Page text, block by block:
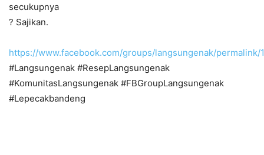
secukupnya
? Sajikan.
https://www.facebook.com/groups/langsungenak/permalink/
#Langsungenak #ResepLangsungenak
#KomunitasLangsungenak #FBGroupLangsungenak
#Lepecakbandeng